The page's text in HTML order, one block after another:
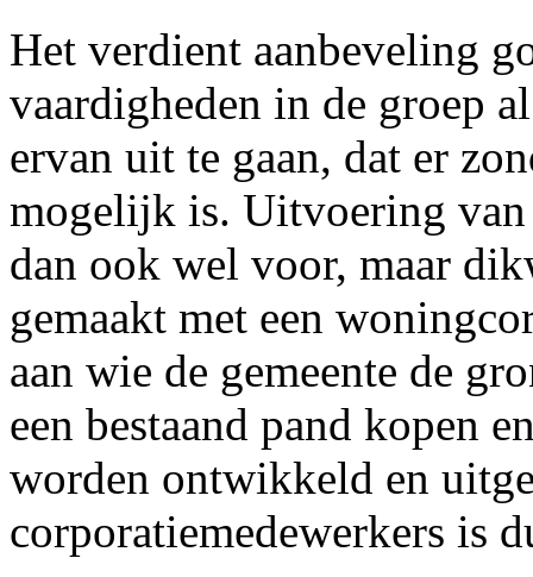
Het verdient aanbeveling
vaardigheden in de groep
ervan uit te gaan, dat er
mogelijk is. Uitvoering van
dan ook wel voor, maar
gemaakt met een
aan wie de gemeente de
een bestaand pand kopen
worden ontwikkeld en
corporatiemedewerkers is